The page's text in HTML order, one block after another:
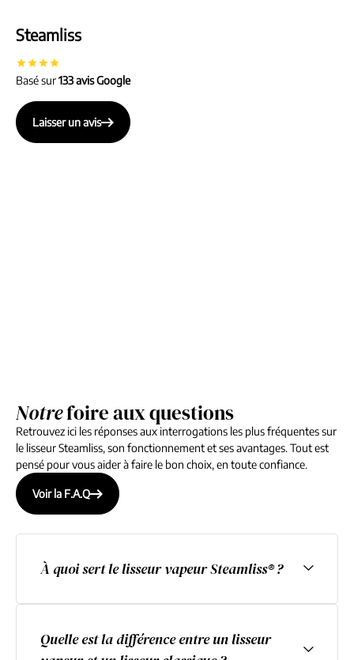
Steamliss
Basé sur133 avis Google
Laisser un avis
Notrefoire aux questions
Retrouvez ici les réponses aux interrogations les plus fréquentes sur
le lisseur Steamliss, son fonctionnement et ses avantages. Tout est
pensé pour vous aider à faire le bon choix, en toute confiance.
Voir la F.A.Q
Voir la F.A.Q
À quoi sert le lisseur vapeur Steamliss® ?
Quelle est la différence entre un lisseur